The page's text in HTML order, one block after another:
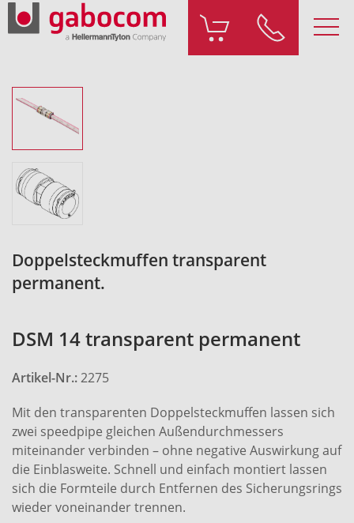
Doppelsteckmuffen transparent
permanent.
DSM 14 transparent permanent
Artikel-Nr.: 2275
Mit den transparenten Doppelsteckmuffen lassen sich
zwei speedpipe gleichen Außendurchmessers
miteinander verbinden – ohne negative Auswirkung auf
die Einblasweite. Schnell und einfach montiert lassen
sich die Formteile durch Entfernen des Sicherungsrings
wieder voneinander trennen.